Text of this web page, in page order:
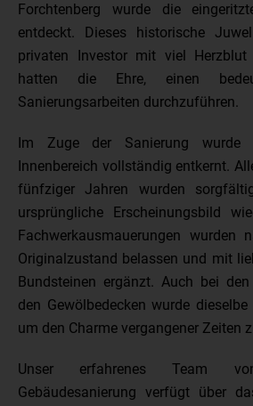
Forchtenberg wurde die
entdeckt. Dieses historische
privaten Investor mit viel
hatten die Ehre, einen
Sanierungsarbeiten durchzuführen.
Im Zuge der Sanierung wurde
Innenbereich vollständig entkernt.
fünfziger Jahren wurden
ursprüngliche Erscheinungsbild
Fachwerkausmauerungen wurden
Originalzustand belassen und mit
Bundsteinen ergänzt. Auch bei
den Gewölbedecken wurde
um den Charme vergangener Zeiten
Unser erfahrenes Team
Gebäudesanierung verfügt über